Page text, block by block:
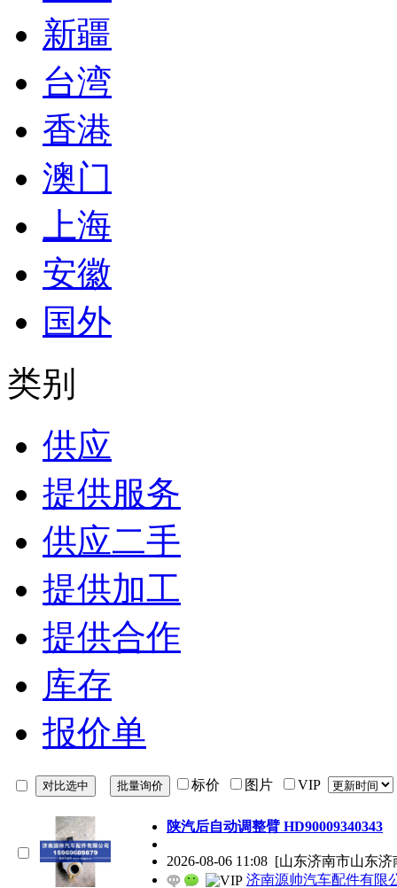
新疆
台湾
香港
澳门
上海
安徽
国外
类别
供应
提供服务
供应二手
提供加工
提供合作
库存
报价单
标价 图片 VIP
陕汽后自动调整臂 HD90009340343
2026-08-06 11:08 [山东济南市山东
济南源帅汽车配件有限